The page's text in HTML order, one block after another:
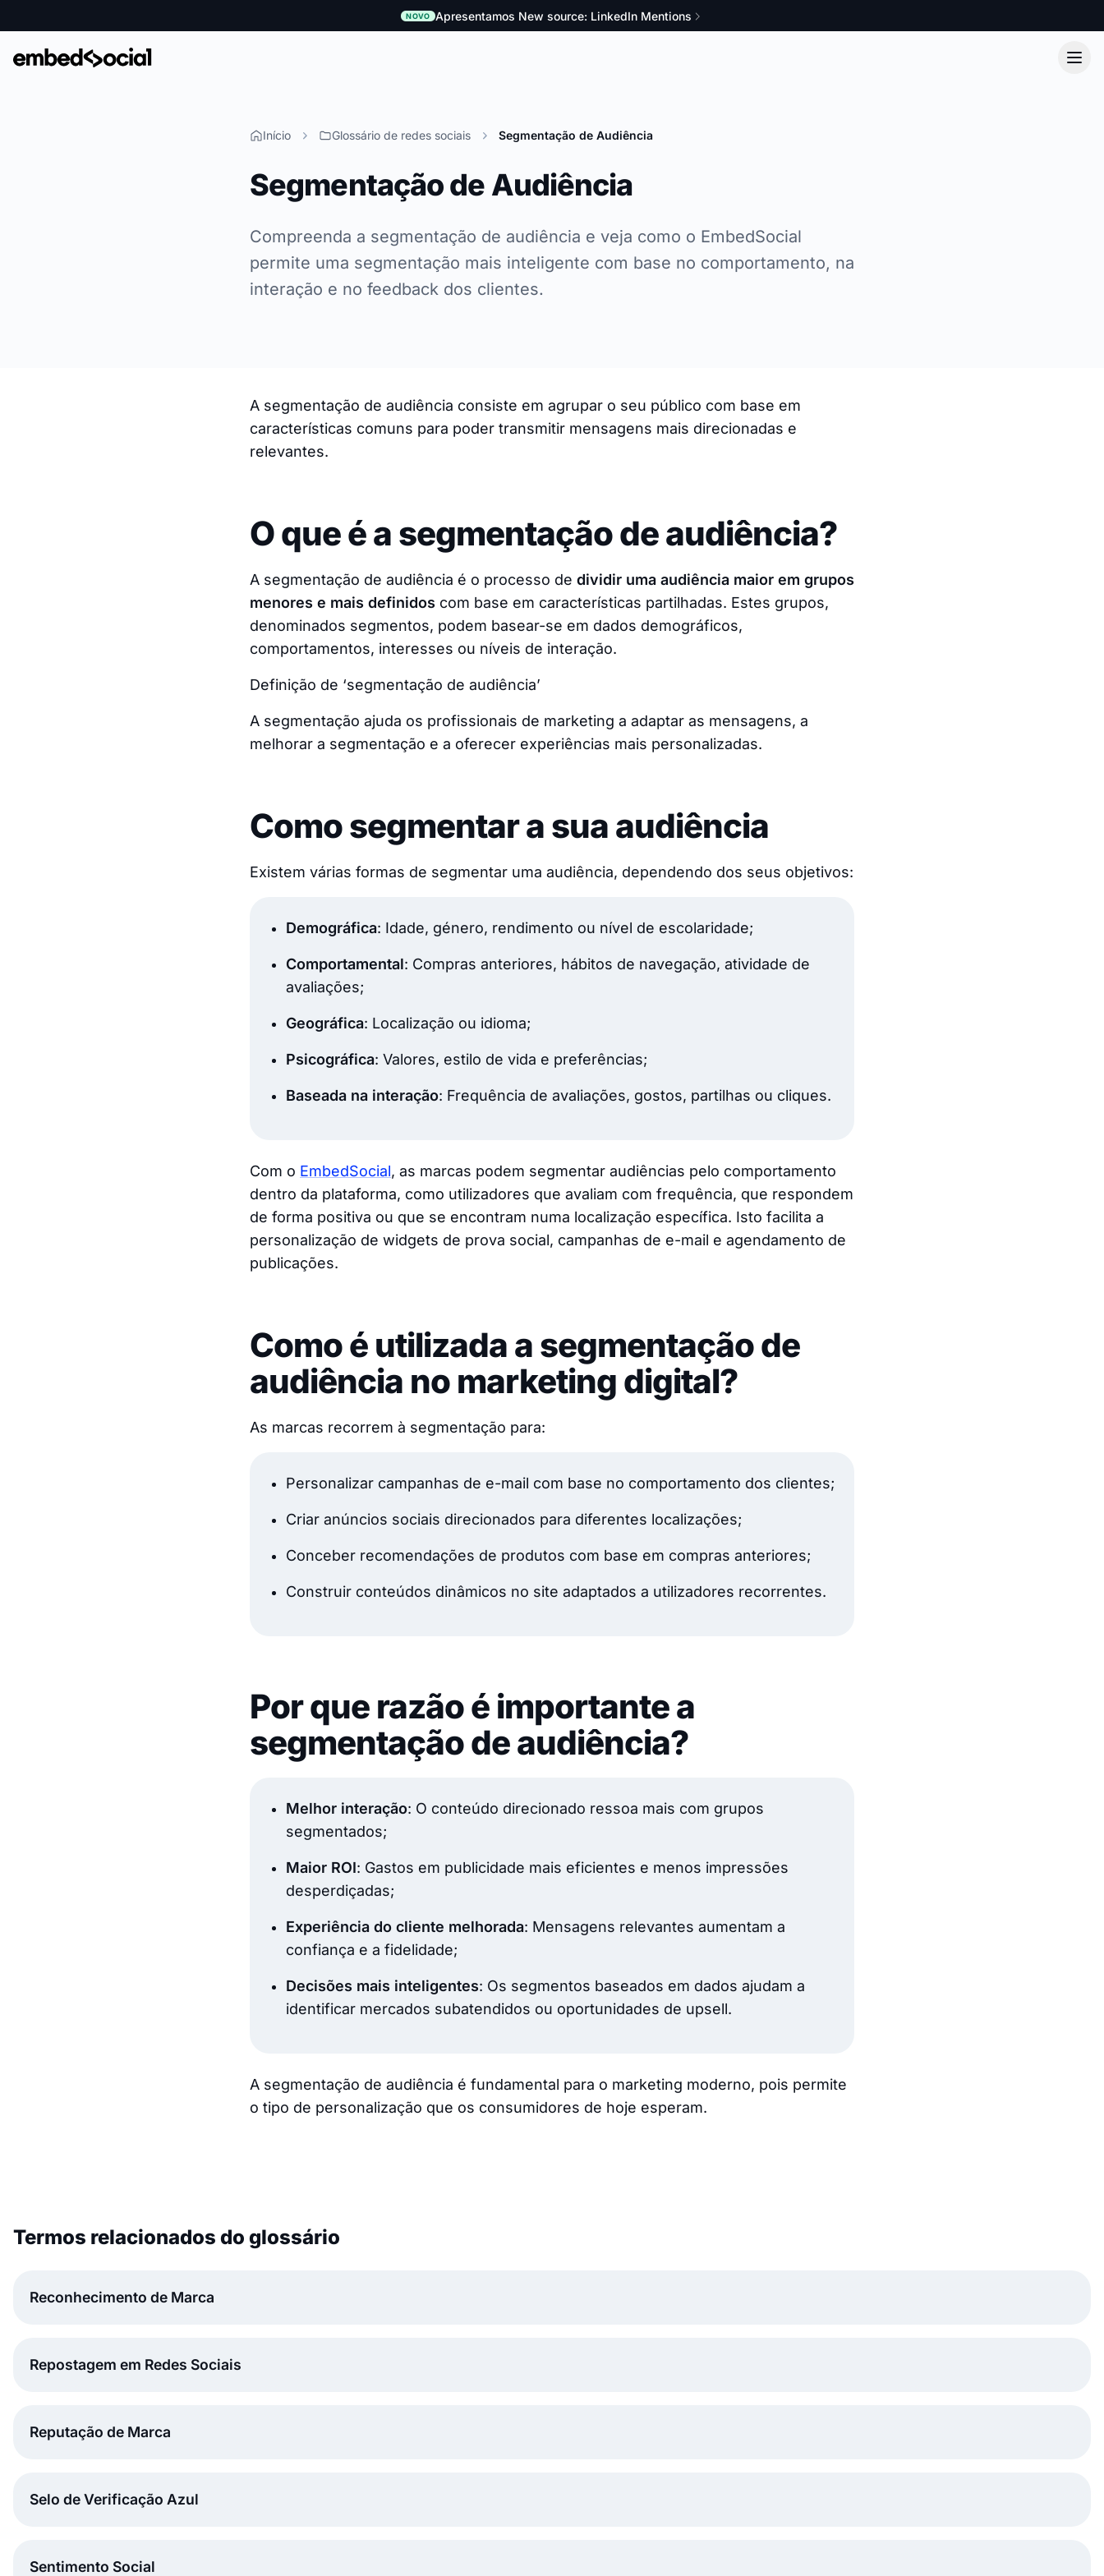
NOVO Apresentamos New source: LinkedIn Mentions
Início Glossário de redes sociais Segmentação de Audiência
Segmentação de Audiência
Compreenda a segmentação de audiência e veja como o EmbedSocial
permite uma segmentação mais inteligente com base no comportamento, na
interação e no feedback dos clientes.
A segmentação de audiência consiste em agrupar o seu público com base em
características comuns para poder transmitir mensagens mais direcionadas e
relevantes.
O que é a segmentação de audiência?
A segmentação de audiência é o processo de dividir uma audiência maior em grupos
menores e mais definidos com base em características partilhadas. Estes grupos,
denominados segmentos, podem basear-se em dados demográficos,
comportamentos, interesses ou níveis de interação.
Definição de ‘segmentação de audiência’
A segmentação ajuda os profissionais de marketing a adaptar as mensagens, a
melhorar a segmentação e a oferecer experiências mais personalizadas.
Como segmentar a sua audiência
Existem várias formas de segmentar uma audiência, dependendo dos seus objetivos:
Demográfica: Idade, género, rendimento ou nível de escolaridade;
Comportamental: Compras anteriores, hábitos de navegação, atividade de
avaliações;
Geográfica: Localização ou idioma;
Psicográfica: Valores, estilo de vida e preferências;
Baseada na interação: Frequência de avaliações, gostos, partilhas ou cliques.
Com o EmbedSocial, as marcas podem segmentar audiências pelo comportamento
dentro da plataforma, como utilizadores que avaliam com frequência, que respondem
de forma positiva ou que se encontram numa localização específica. Isto facilita a
personalização de widgets de prova social, campanhas de e-mail e agendamento de
publicações.
Como é utilizada a segmentação de
audiência no marketing digital?
As marcas recorrem à segmentação para:
Personalizar campanhas de e-mail com base no comportamento dos clientes;
Criar anúncios sociais direcionados para diferentes localizações;
Conceber recomendações de produtos com base em compras anteriores;
Construir conteúdos dinâmicos no site adaptados a utilizadores recorrentes.
Por que razão é importante a
segmentação de audiência?
Melhor interação: O conteúdo direcionado ressoa mais com grupos
segmentados;
Maior ROI: Gastos em publicidade mais eficientes e menos impressões
desperdiçadas;
Experiência do cliente melhorada: Mensagens relevantes aumentam a
confiança e a fidelidade;
Decisões mais inteligentes: Os segmentos baseados em dados ajudam a
identificar mercados subatendidos ou oportunidades de upsell.
A segmentação de audiência é fundamental para o marketing moderno, pois permite
o tipo de personalização que os consumidores de hoje esperam.
Termos relacionados do glossário
Reconhecimento de Marca
Repostagem em Redes Sociais
Reputação de Marca
Selo de Verificação Azul
Sentimento Social